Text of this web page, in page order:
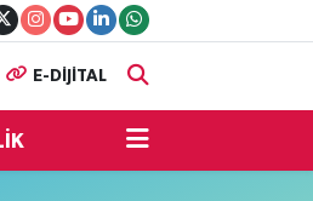
E-DİJİTAL